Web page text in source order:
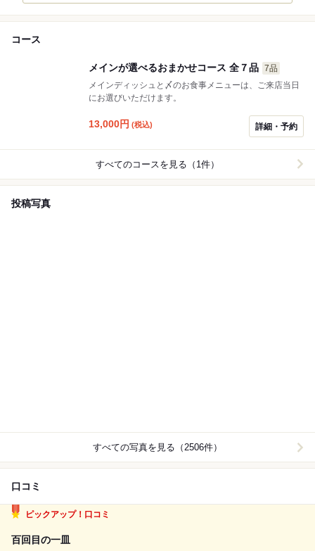
コース
メインが選べるおまかせコース 全７品 7品
メインディッシュと〆のお食事メニューは、ご来店当日
にお選びいただけます。
13,000円 (税込) 詳細・予約
すべてのコースを見る（1件）
投稿写真
すべての写真を見る（2506件）
口コミ
ピックアップ！口コミ
百回目の一皿